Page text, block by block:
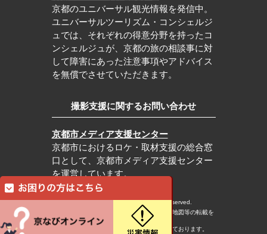
京都のユニバーサル観光情報を発信中。
ユニバーサルツーリズム・コンシェルジ
ュでは、それぞれの得意分野を持ったコ
ンシェルジュが、京都の旅の相談事に対
して障害にあった注意事項やアドバイス
を無償でさせていただきます。
撮影支援に関するお問い合わせ
京都市メディア支援センター
京都市におけるロケ・取材支援の総合窓
口として、京都市メディア支援センター
を運営しています。
c Kyoto City Tourism Association All rights reserved.
※本ホームページの内容・写真・イラスト・地図等の転載を
固くお断りします。
※本ホームページの運営は宿泊税を活用しております。